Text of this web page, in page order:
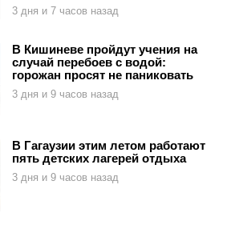
3 дня и 7 часов назад
В Кишиневе пройдут учения на
случай перебоев с водой:
горожан просят не паниковать
3 дня и 9 часов назад
В Гагаузии этим летом работают
пять детских лагерей отдыха
3 дня и 9 часов назад